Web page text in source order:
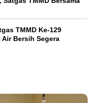
TMMD Ke-129
Bersih Segera